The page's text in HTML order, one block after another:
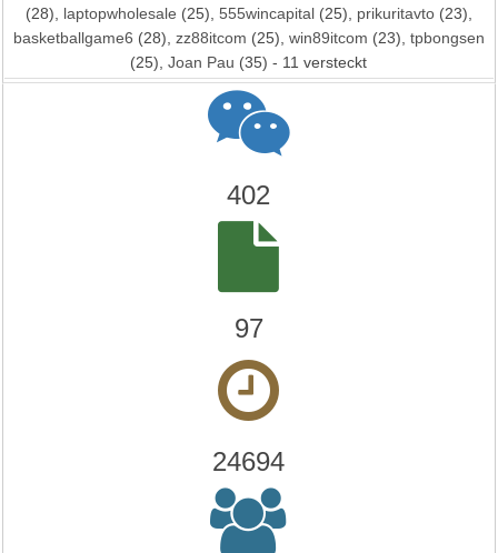
(28), laptopwholesale (25), 555wincapital (25), prikuritavto(23),
basketballgame6 (28), zz88itcom (25), win89itcom (23), tpbongsen
(25),Joan Pau (35) - 11 versteckt
402
97
24694